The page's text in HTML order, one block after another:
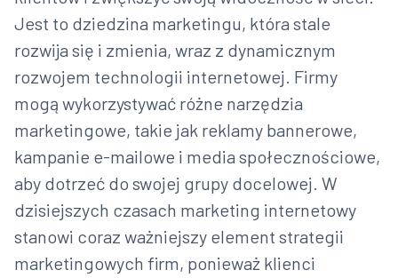
Jest to dziedzina marketingu, która stale
rozwija się i zmienia, wraz z dynamicznym
rozwojem technologii internetowej. Firmy
mogą wykorzystywać różne narzędzia
marketingowe, takie jak reklamy bannerowe,
kampanie e-mailowe i media społecznościowe,
aby dotrzeć do swojej grupy docelowej. W
dzisiejszych czasach marketing internetowy
stanowi coraz ważniejszy element strategii
marketingowych firm, ponieważ klienci